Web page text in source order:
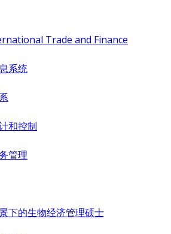
Trade and Finance
系统
和控制
管理
下的生物经济管理硕士